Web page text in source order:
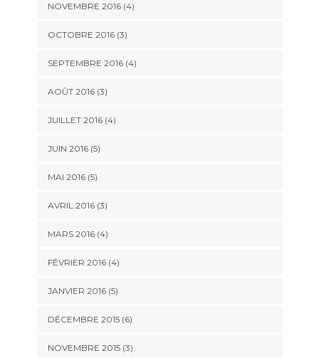
NOVEMBRE 2016(4)
OCTOBRE 2016(3)
SEPTEMBRE 2016(4)
AOÛT 2016(3)
JUILLET 2016(4)
JUIN 2016(5)
MAI 2016(5)
AVRIL 2016(3)
MARS 2016(4)
FÉVRIER 2016(4)
JANVIER 2016(5)
DÉCEMBRE 2015(6)
NOVEMBRE 2015(3)